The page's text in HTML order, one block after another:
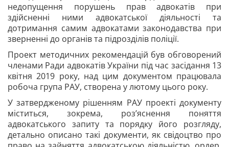
недопущення порушень прав адвокатів при
здійсненні ними адвокатської діяльності та
дотримання самим адвокатами законодавства при
зверненні до органів та підрозділів поліції.
Проект методичних рекомендацій був обговорений
членами Ради адвокатів України під час засідання 13
квітня 2019 року, над цим документом працювала
робоча група РАУ, створена у лютому цього року.
У затвердженому рішенням РАУ проекті документу
міститься, зокрема, роз’яснення поняття
адвокатського запиту та порядку його розгляду,
детально описано такі документи, як свідоцтво про